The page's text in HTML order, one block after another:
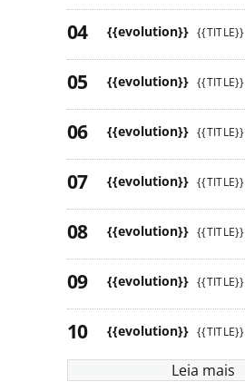
{{evolution}} {{TITLE}}
{{evolution}} {{TITLE}}
{{evolution}} {{TITLE}}
{{evolution}} {{TITLE}}
{{evolution}} {{TITLE}}
{{evolution}} {{TITLE}}
{{evolution}} {{TITLE}}
Leia mais